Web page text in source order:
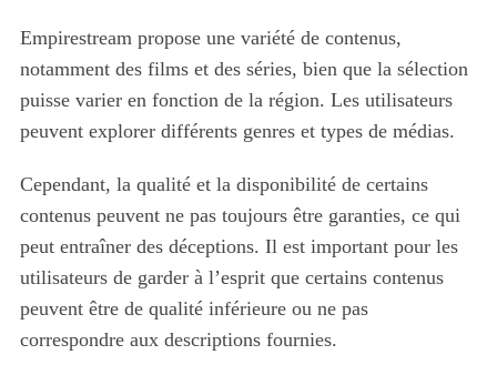
Empirestream propose une variété de contenus,
notamment des films et des séries, bien que la sélection
puisse varier en fonction de la région. Les utilisateurs
peuvent explorer différents genres et types de médias.
Cependant, la qualité et la disponibilité de certains
contenus peuvent ne pas toujours être garanties, ce qui
peut entraîner des déceptions. Il est important pour les
utilisateurs de garder à l’esprit que certains contenus
peuvent être de qualité inférieure ou ne pas
correspondre aux descriptions fournies.